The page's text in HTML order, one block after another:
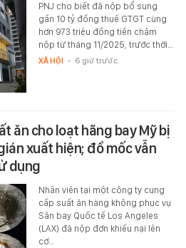
PNJ cho biết đã nộp bổ sung
gần 10 tỷ đồng thuế GTGT cùng
hơn 973 triệu đồng tiền chậm
nộp từ tháng 11/2025, trước thời…
XÃ HỘI - 6 giờ trước
ăn cho loạt hãng bay Mỹ bị
xuất hiện; đồ mốc vẫn
dụng
Nhân viên tại một công ty cung
cấp suất ăn hàng không phục vụ
Sân bay Quốc tế Los Angeles
(LAX) đã nộp đơn khiếu nại lên
cơ…